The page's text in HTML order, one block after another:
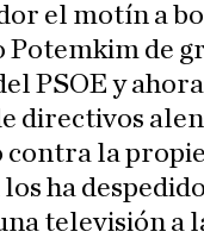
el motín a
Potemkim de
PSOE y
directivos
contra la
ha
televisión a